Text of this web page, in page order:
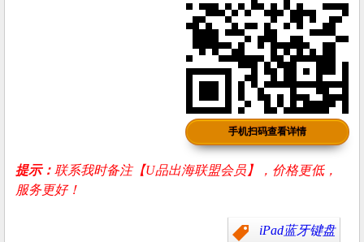
手机扫码查看详情
提示：联系我时备注【U品出海联盟会员】，价格更低，
服务更好！
iPad蓝牙键盘